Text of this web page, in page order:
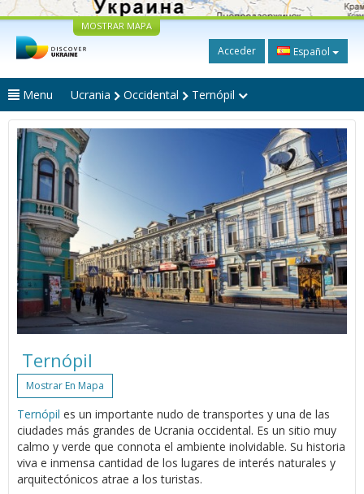
MOSTRAR MAPA
Acceder Español
Menu Ucrania Occidental Ternópil
Ternópil
Mostrar En Mapa
Ternópil es un importante nudo de transportes y una de las
ciudades más grandes de Ucrania occidental. Es un sitio muy
calmo y verde que connota el ambiente inolvidable. Su historia
viva e inmensa cantidad de los lugares de interés naturales y
arquitectónicos atrae a los turistas.